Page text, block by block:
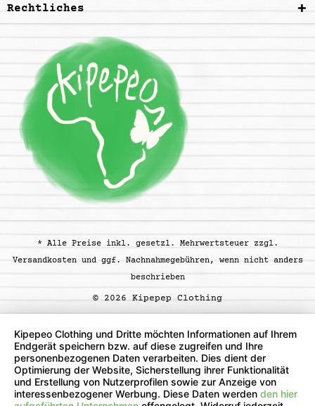
Rechtliches
* Alle Preise inkl. gesetzl. Mehrwertsteuer zzgl.
Versandkostenund ggf. Nachnahmegebühren, wenn nicht anders
beschrieben
© 2026 Kipepep Clothing
Kipepeo Clothing und Dritte möchten Informationen auf Ihrem
Endgerät speichern bzw. auf diese zugreifen und Ihre
personenbezogenen Daten verarbeiten. Dies dient der
Optimierung der Website, Sicherstellung ihrer Funktionalität
und Erstellung von Nutzerprofilen sowie zur Anzeige von
interessenbezogener Werbung. Diese Daten werden den hier